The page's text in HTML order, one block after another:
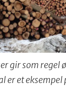
gir som regel
er et eksempel